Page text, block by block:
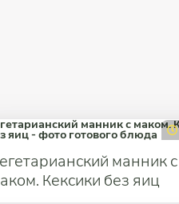
манник с
Кексики без яиц